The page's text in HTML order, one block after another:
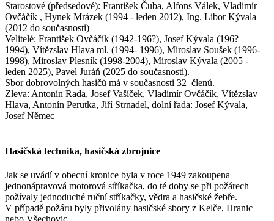
Starostové (předsedové): František Čuba, Alfons Válek, Vladimír
Ovčáčík , Hynek Mrázek (1994 - leden 2012), Ing. Libor Kývala
(2012 do současnosti)
Velitelé: František Ovčáčík (1942-196?), Josef Kývala (196? –
1994), Vítězslav Hlava ml. (1994- 1996), Miroslav Soušek (1996-
1998), Miroslav Plesník (1998-2004), Miroslav Kývala (2005 -
leden 2025), Pavel Juráň (2025 do současnosti).
Sbor dobrovolných hasičů má v současnosti 32 členů.
Zleva: Antonín Rada, Josef Vašíček, Vladimír Ovčáčík, Vítězslav
Hlava, Antonín Perutka, Jiří Strnadel, dolní řada: Josef Kývala,
Josef Němec
Hasičská technika, hasičská zbrojnice
Jak se uvádí v obecní kronice byla v roce 1949 zakoupena
jednonápravová motorová stříkačka, do té doby se při požárech
požívaly jednoduché ruční stříkačky, vědra a hasičské žebře.
V případě požáru byly přivolány hasičské sbory z Kelče, Hranic
nebo Všechovic.